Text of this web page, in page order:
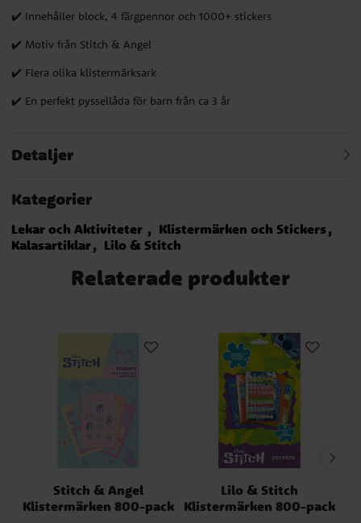
✔️ Innehåller block, 4 färgpennor och 1000+ stickers
✔️ Motiv från Stitch & Angel
✔️ Flera olika klistermärksark
✔️ En perfekt pyssellåda för barn från ca 3 år
Detaljer
Kategorier
Lekar och Aktiviteter
Klistermärken och Stickers
Kalasartiklar
Lilo & Stitch
Relaterade produkter
Stitch & Angel
Klistermärken 800-pack
Lilo & Stitch
Klistermärken 800-pack